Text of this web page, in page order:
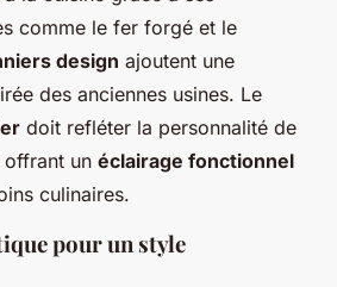
comme le fer forgé et le
design ajoutent une
des anciennes usines. Le
doit refléter la personnalité de
offrant un éclairage fonctionnel
culinaires.
pour un style